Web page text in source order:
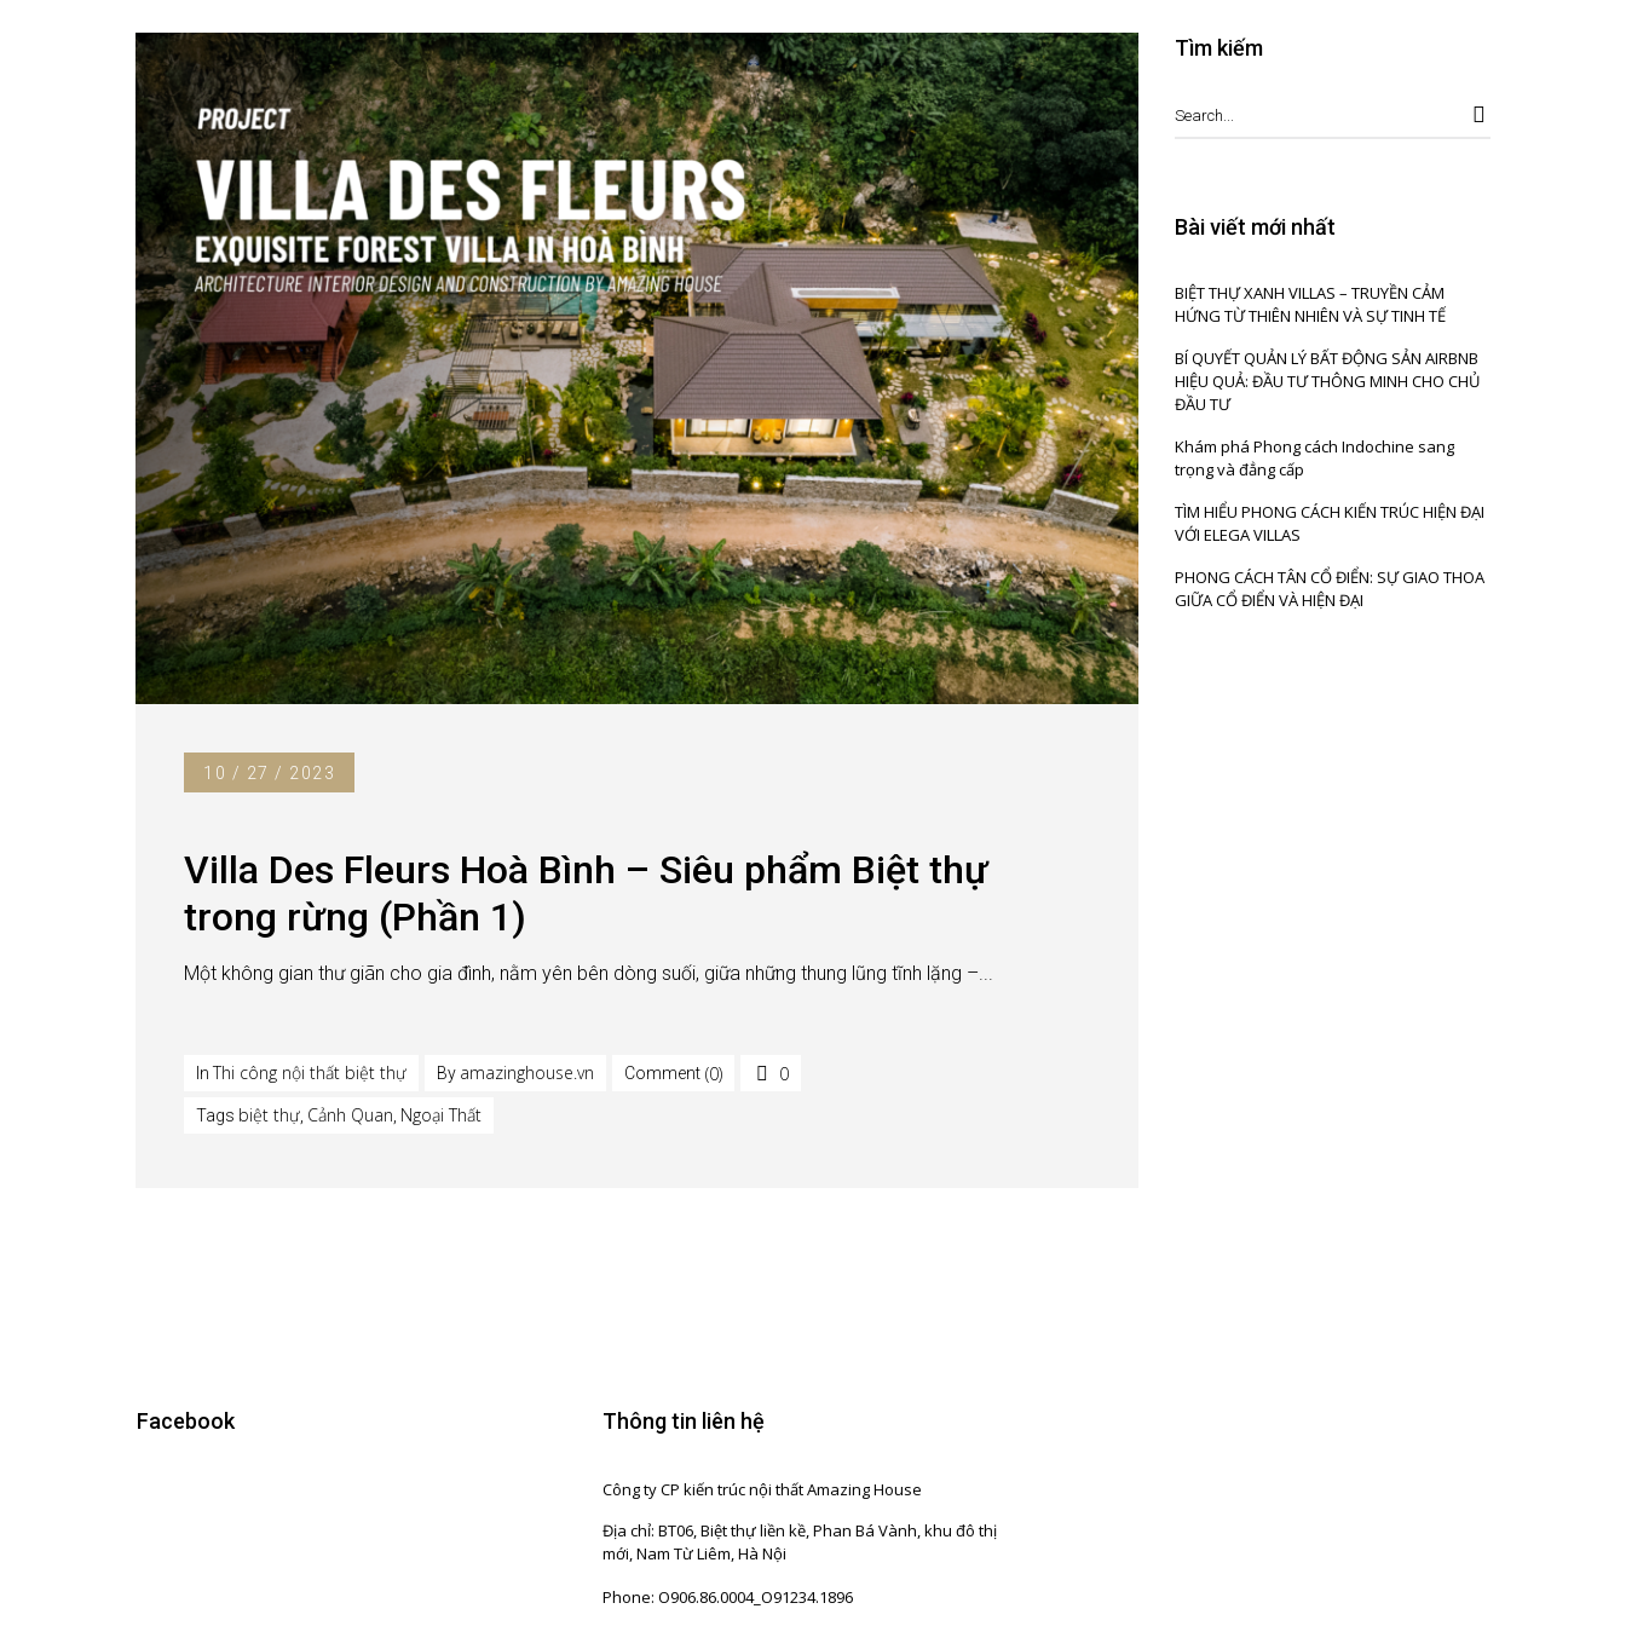
10 / 27 / 2023
Villa Des Fleurs Hoà Bình – Siêu phẩm Biệt thự
trong rừng (Phần 1)
Một không gian thư giãn cho gia đình, nằm yên bên dòng suối, giữa những thung lũng tĩnh lặng –...
InThi công nội thất biệt thự By amazinghouse.vn Comment (0) 0
Tags biệt thự, Cảnh Quan, Ngoại Thất
Tìm kiếm
Bài viết mới nhất
BIỆT THỰ XANH VILLAS – TRUYỀN CẢM
HỨNG TỪ THIÊN NHIÊN VÀ SỰ TINH TẾ
BÍ QUYẾT QUẢN LÝ BẤT ĐỘNG SẢN AIRBNB
HIỆU QUẢ: ĐẦU TƯ THÔNG MINH CHO CHỦ
ĐẦU TƯ
Khám phá Phong cách Indochine sang
trọng và đẳng cấp
TÌM HIỂU PHONG CÁCH KIẾN TRÚC HIỆN ĐẠI
VỚI ELEGA VILLAS
PHONG CÁCH TÂN CỔ ĐIỂN: SỰ GIAO THOA
GIỮA CỔ ĐIỂN VÀ HIỆN ĐẠI
Facebook Thông tin liên hệ
Công ty CP kiến trúc nội thất Amazing House
Địa chỉ: BT06, Biệt thự liền kề, Phan Bá Vành, khu đô thị
mới, Nam Từ Liêm, Hà Nội
Phone: O906.86.0004_O91234.1896